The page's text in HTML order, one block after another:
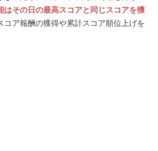
はその日の最高スコアと同じスコアを獲
コア報酬の獲得や累計スコア順位上げを